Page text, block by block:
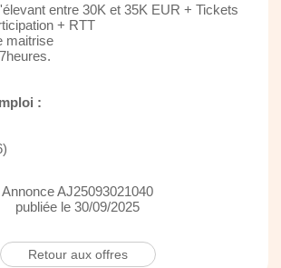
entre 30K et 35K EUR + Tickets
+ RTT
maitrise
:
Annonce AJ25093021040
publiée le 30/09/2025
Retour aux offres